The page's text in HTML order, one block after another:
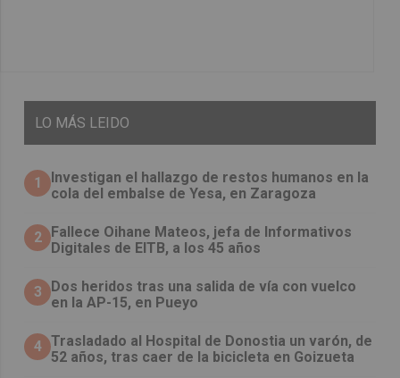
LO MÁS LEIDO
1
Investigan el hallazgo de restos humanos en la
cola del embalse de Yesa, en Zaragoza
2 Fallece Oihane Mateos, jefa de Informativos
Digitales de EITB, a los 45 años
3
Dos heridos tras una salida de vía con vuelco
en la AP-15, en Pueyo
4 Trasladado al Hospital de Donostia un varón, de
52 años, tras caer de la bicicleta en Goizueta